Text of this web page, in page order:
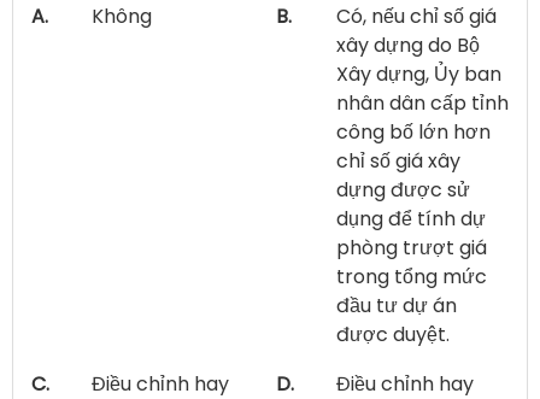
A.
Không B.
Có, nếu chỉ số giá
xây dựng do Bộ
Xây dựng, Ủy ban
nhân dân cấp tỉnh
công bố lớn hơn
chỉ số giá xây
dựng được sử
dụng để tính dự
phòng trượt giá
trong tổng mức
đầu tư dự án
được duyệt.
C.
Điều chỉnh hay
D.
Điều chỉnh hay